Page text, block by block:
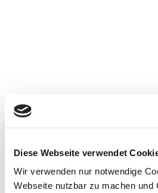
Diese Webseite verwendet
Wir verwenden nur notwendige
Webseite nutzbar zu machen und